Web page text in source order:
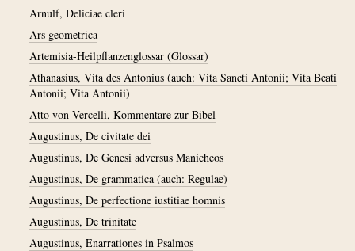
Arnulf, Deliciae cleri
Ars geometrica
Artemisia-Heilpflanzenglossar (Glossar)
Athanasius, Vita des Antonius (auch: Vita Sancti Antonii; Vita Beati
Antonii; Vita Antonii)
Atto von Vercelli, Kommentare zur Bibel
Augustinus, De civitate dei
Augustinus, De Genesi adversus Manicheos
Augustinus, De grammatica (auch: Regulae)
Augustinus, De perfectione iustitiae homnis
Augustinus, De trinitate
Augustinus, Enarrationes in Psalmos